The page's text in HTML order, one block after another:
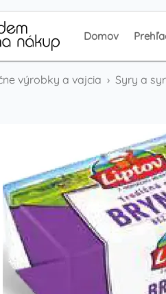
Domov
výrobky a vajcia › Syry a